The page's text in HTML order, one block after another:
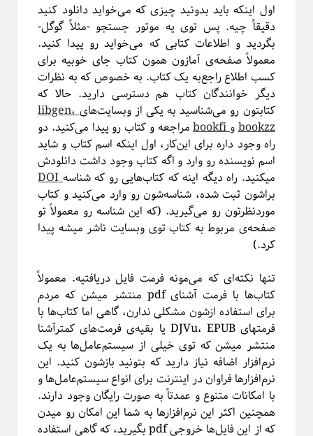
#شرح_پیچیدگی
دوره «مقدمه‌ای بر بازبهنجارش»
اول اینکه باید بدونید چیزی که می‌خواید دانلود کنید
دقیقاً چیه. پس توی یه موتور جستجو -مثلاً گوگل-
بگردید و اطلاعات کتابی که می‌خواید رو پیدا کنید.
معمولاً صفحه‌ی آمازون همون کتاب جای خوبیه برای
کسب اطلاع راجع‌به یک کتاب. به خصوص که به نظرات
دیگر خوانندگان کتاب هم دسترسی دارید. حالا که
کتابتون رو می‌شناسید به یکی از وبسایت‌هایlibgen،
bookzzوbookfi
مراجعه‌ و کتاب رو پیدا می‌کنید. دو
راه وجود داره برای این‌کار، اول اینکه اسم کتاب و شاید
اسم نویسنده رو وارد و اگه کتاب وجود داشت دانلودش
میکنید. راه دیگه اینه که کتاب‌هایی رو که شناسهDOI
براشون ثبت شده، شناسه‌شون رو وارد می‌کنید و کتاب
مورد‌نظرتون رو می‌گیرید. (که این شناسه رو معمولاً تو
صفحه‌ی مربوط به کتاب توی وبسایت ناشر میشه پیدا
کرد.)
تنها نکته‌ای که می‌مونه فرمت فایل دریافتیه. معمولاً
کتاب‌ها با فرمت آشنای pdf منتشر میشن که مردم
برای استفاده ازشون مشکلی ندارن، گاهی اما کتاب‌ها با
فرمتهای DJVu، EPUB یا بقیه‌ی فرمت‌های کمترآشنا
منتشر میشن که توی خیلی از سیستم‌عامل‌ها به یک
نرم‌افزار اضافه نیاز دارید که بتونید بازشون کنید. این
نرم‌افزارها فراوان در اینترنت برای انواع سیستم‌عامل‌ها و
با امکانات متنوع و عمدتاً به صورت رایگان وجود دارند.
همچنین اکثر این نرم‌افزارها به شما این امکان رو میدن
که از این فایل‌ها خروجی pdf بگیرید، که گاهی استفاده